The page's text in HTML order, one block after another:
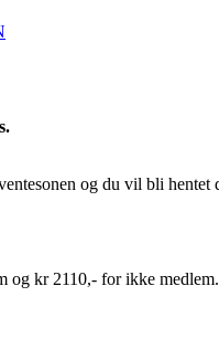
og du vil bli hentet
og kr 2110,- for ikke medlem.